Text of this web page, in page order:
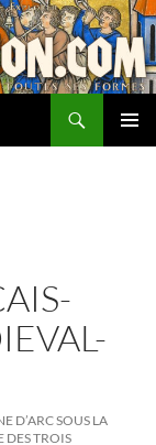
D’ARC SOUS LA
DES TROIS